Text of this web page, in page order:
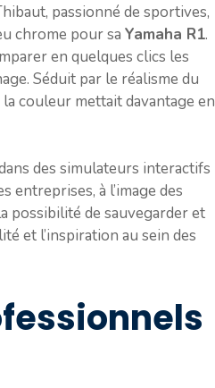
passionné de sportives,
chrome pour sa Yamaha R1.
en quelques clics les
Séduit par le réalisme du
couleur mettait davantage en
des simulateurs interactifs
à l’image des
possibilité de sauvegarder et
et l’inspiration au sein des